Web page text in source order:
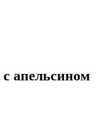
апельсином